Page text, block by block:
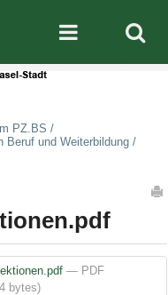
Mobile
PZ.BS /
Beruf und Weiterbildung /
— PDF
bytes)